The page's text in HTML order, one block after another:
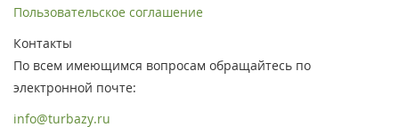
Пользовательское соглашение
Контакты
По всем имеющимся вопросам обращайтесь по
электронной почте:
info@turbazy.ru